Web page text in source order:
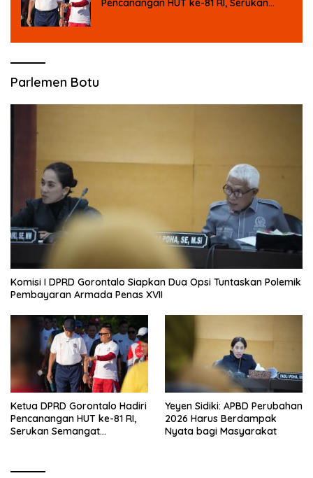
Pencanangan HUT ke-81 RI, Serukan
Parlemen Botu
Komisi I DPRD Gorontalo Siapkan Dua Opsi Tuntaskan Polemik
Pembayaran Armada Penas XVII
Ketua DPRD Gorontalo Hadiri
Pencanangan HUT ke-81 RI,
Serukan Semangat
Yeyen Sidiki: APBD Perubahan
2026 Harus Berdampak
Nyata bagi Masyarakat